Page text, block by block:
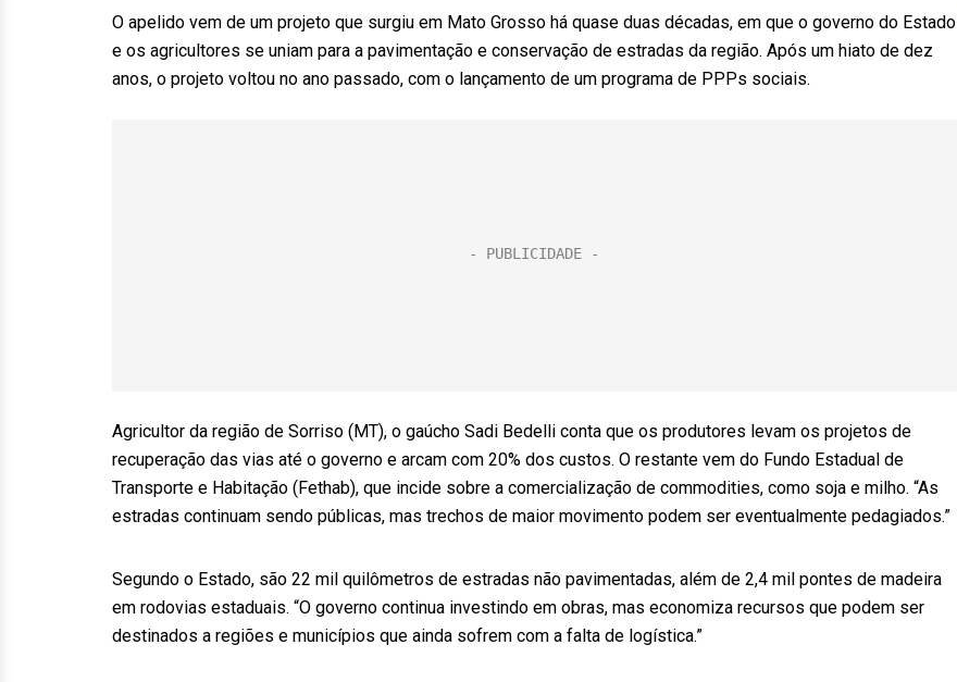
O apelido vem de um projeto que surgiu em Mato Grosso há quase duas décadas, em que o governo do Estado
e os agricultores se uniam para a pavimentação e conservação de estradas da região. Após um hiato de dez
anos, o projeto voltou no ano passado, com o lançamento de um programa de PPPs sociais.
Agricultor da região de Sorriso (MT), o gaúcho Sadi Bedelli conta que os produtores levam os projetos de
recuperação das vias até o governo e arcam com 20% dos custos. O restante vem do Fundo Estadual de
Transporte e Habitação (Fethab), que incide sobre a comercialização de commodities, como soja e milho. “As
estradas continuam sendo públicas, mas trechos de maior movimento podem ser eventualmente pedagiados.”
Segundo o Estado, são 22 mil quilômetros de estradas não pavimentadas, além de 2,4 mil pontes de madeira
em rodovias estaduais. “O governo continua investindo em obras, mas economiza recursos que podem ser
destinados a regiões e municípios que ainda sofrem com a falta de logística.”